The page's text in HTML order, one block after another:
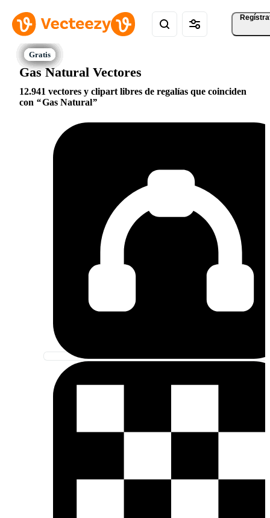
Gas Natural Vectores
12.941 vectores y clipart libres de regalías que coinciden
con
Gas Natural